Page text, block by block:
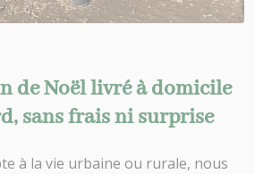
de Noël livré à domicile
sans frais ni surprise
à la vie urbaine ou rurale, nous